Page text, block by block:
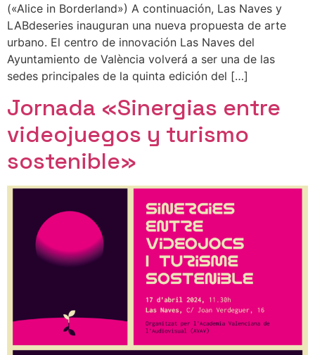
(«Alice in Borderland») A continuación, Las Naves y
LABdeseries inauguran una nueva propuesta de arte
urbano. El centro de innovación Las Naves del
Ayuntamiento de València volverá a ser una de las
sedes principales de la quinta edición del […]
Jornada «Sinergias entre
videojuegos y turismo
sostenible»